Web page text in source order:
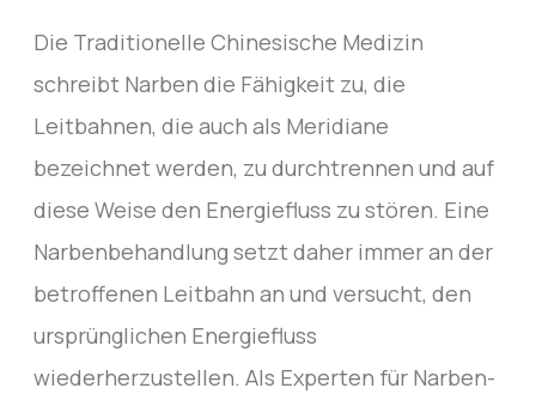
Die Traditionelle Chinesische Medizin
schreibt Narben die Fähigkeit zu, die
Leitbahnen, die auch als Meridiane
bezeichnet werden, zu durchtrennen und auf
diese Weise den Energiefluss zu stören. Eine
Narbenbehandlung setzt daher immer an der
betroffenen Leitbahn an und versucht, den
ursprünglichen Energiefluss
wiederherzustellen. Als Experten für Narben-